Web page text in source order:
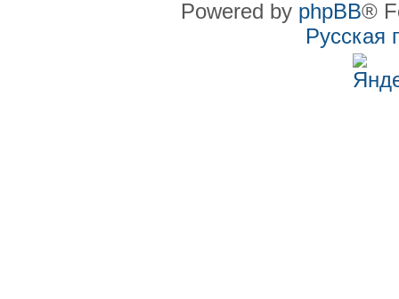
Powered by phpBB®
Русская